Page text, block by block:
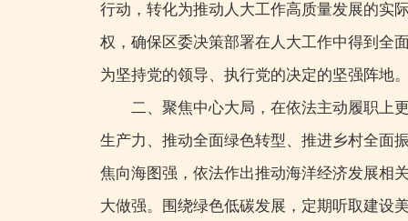
行动，转化为推动人大工作高质量发展的实
权，确保区委决策部署在人大工作中得到全
为坚持党的领导、执行党的决定的坚强阵地
二、聚焦中心大局，在依法主动履职上
生产力、推动全面绿色转型、推进乡村全面
焦向海图强，依法作出推动海洋经济发展相
大做强。围绕绿色低碳发展，定期听取建设